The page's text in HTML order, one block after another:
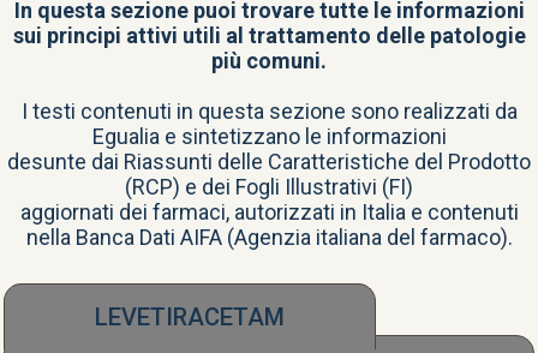
In questa sezione puoi trovare tutte le informazioni
sui principi attivi utili al trattamento delle patologie
più comuni.
I testi contenuti in questa sezione sono realizzati da
Egualia e sintetizzano le informazioni
desunte dai Riassunti delle Caratteristiche del Prodotto
(RCP) e dei Fogli Illustrativi (FI)
aggiornati dei farmaci, autorizzati in Italia e contenuti
nella Banca Dati AIFA(Agenzia italiana del farmaco).
LEVETIRACETAM